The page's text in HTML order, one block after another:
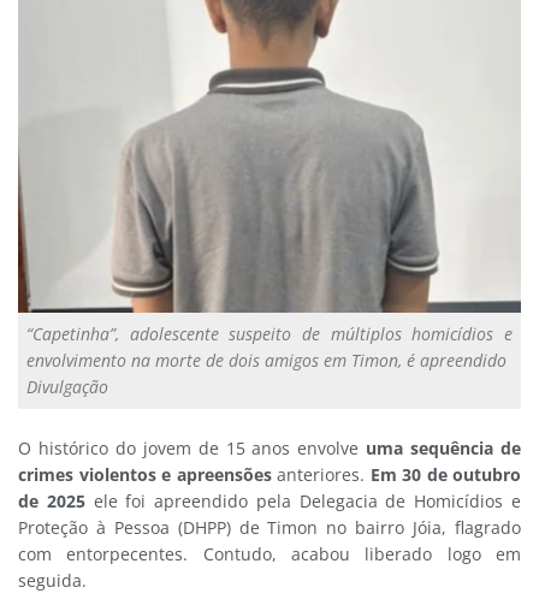
“Capetinha”, adolescente suspeito de múltiplos homicídios e
envolvimento na morte de dois amigos em Timon, é apreendido
Divulgação
O histórico do jovem de 15 anos envolve uma sequência de
crimes violentos e apreensões anteriores. Em 30 de outubro
de 2025 ele foi apreendido pela Delegacia de Homicídios e
Proteção à Pessoa (DHPP) de Timon no bairro Jóia, flagrado
com entorpecentes. Contudo, acabou liberado logo em
seguida.